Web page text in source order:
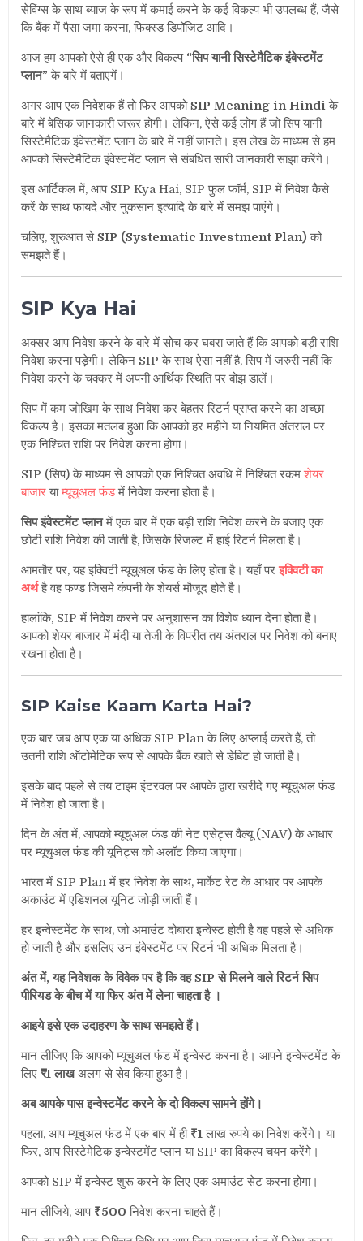
सेविंग्स के साथ ब्याज के रूप में कमाई करने के कई विकल्प भी उपलब्ध हैं, जैसे
कि बैंक में पैसा जमा करना, फिक्स्ड डिपॉजिट आदि।
आज हम आपको ऐसे ही एक और विकल्प “सिप यानी सिस्टेमैटिक इंवेस्टमेंट
प्लान” के बारे में बताएगें।
अगर आप एक निवेशक हैं तो फिर आपकोSIP Meaning in Hindiके
बारे में बेसिक जानकारी जरूर होगी। लेकिन, ऐसे कई लोग हैं जो सिप यानी
सिस्टेमैटिक इंवेस्टमेंट प्लान के बारे में नहीं जानते। इस लेख के माध्यम से हम
आपको सिस्टेमैटिक इंवेस्टमेंट प्लान से संबंधित सारी जानकारी साझा करेंगे।
इस आर्टिकल में, आप SIP Kya Hai, SIP फुल फॉर्म, SIP में निवेश कैसे
करें के साथ फायदे और नुकसानइत्यादि के बारे में समझ पाएंगे।
चलिए, शुरुआत सेSIP (Systematic Investment Plan) को
समझते हैं।
SIP Kya Hai
अक्सर आप निवेश करने के बारे में सोच कर घबरा जाते हैं कि आपको बड़ी राशि
निवेश करना पड़ेगी। लेकिन SIP के साथ ऐसा नहीं है, सिप में जरुरी नहीं कि
निवेश करने के चक्कर में अपनी आर्थिक स्थिति पर बोझ डालें।
सिप में कम जोखिम के साथ निवेश कर बेहतर रिटर्न प्राप्त करने का अच्छा
विकल्प है। इसका मतलब हुआ कि आपको हर महीने या नियमित अंतराल पर
एक निश्चित राशि पर निवेश करना होगा।
SIP (सिप) के माध्यम से आपको एक निश्चित अवधि में निश्चित रकम शेयर
बाजारयाम्यूचुअल फंडमें निवेश करना होता है।
सिप इंवेस्टमेंट प्लानमें एक बार में एक बड़ी राशि निवेश करने के बजाए एक
छोटी राशि निवेश की जाती है, जिसके रिजल्ट में हाई रिटर्न मिलता है।
आमतौर पर, यह इक्विटीम्यूचुअल फंड के लिए होता है। यहाँ परइक्विटी का
अर्थहै वह फण्ड जिसमे कंपनी के शेयर्स मौजूद होते है।
हालांकि, SIP में निवेश करने पर अनुशासन का विशेष ध्यान देना होता है।
आपको शेयर बाजार में मंदी या तेजी के विपरीत तय अंतराल पर निवेश को बनाए
रखना होता है।
SIP Kaise Kaam Karta Hai?
एक बार जब आप एक या अधिक SIP Plan के लिए अप्लाई करते हैं, तो
उतनी राशि ऑटोमेटिक रूप से आपके बैंक खाते से डेबिट हो जाती है।
इसके बाद पहले से तय टाइम इंटरवल पर आपके द्वारा खरीदे गए म्यूचुअल फंड
में निवेश हो जाता है।
दिन के अंत में, आपको म्यूचुअल फंड की नेट एसेट्स वैल्यू (NAV) के आधार
पर म्यूचुअल फंड की यूनिट्स को अलॉट किया जाएगा।
भारत में SIP Plan में हर निवेश के साथ, मार्केट रेट के आधार पर आपके
अकाउंट में एडिशनल यूनिट जोड़ी जाती हैं।
हर इन्वेस्टमेंट के साथ, जो अमाउंट दोबारा इन्वेस्ट होती है वह पहले से अधिक
हो जाती है और इसलिए उन इंवेस्टमेंट पर रिटर्न भी अधिक मिलता है।
अंत में, यह निवेशक के विवेक पर है कि वह SIP से मिलने वाले रिटर्न सिप
पीरियड के बीच में या फिर अंत में लेना चाहता है ।
आइये इसे एक उदाहरण के साथ समझते हैं।
मान लीजिए कि आपको म्यूचुअल फंड में इन्वेस्ट करना है। आपने इन्वेस्टमेंट के
लिए₹1 लाखअलग से सेव किया हुआ है।
अब आपके पास इन्वेस्टमेंट करने के दो विकल्प सामने होंगे।
पहला, आप म्यूचुअल फंड में एक बार में ही ₹1लाख रुपये का निवेश करेंगे। या
फिर, आप सिस्टेमेटिक इन्वेस्टमेंट प्लान या SIP का विकल्प चयन करेंगे।
आपको SIP में इन्वेस्ट शुरू करने के लिए एक अमाउंट सेट करना होगा।
मान लीजिये, आप ₹500निवेश करना चाहते हैं।